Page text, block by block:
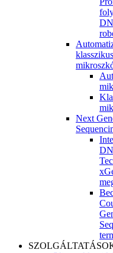
klasszikus
Next